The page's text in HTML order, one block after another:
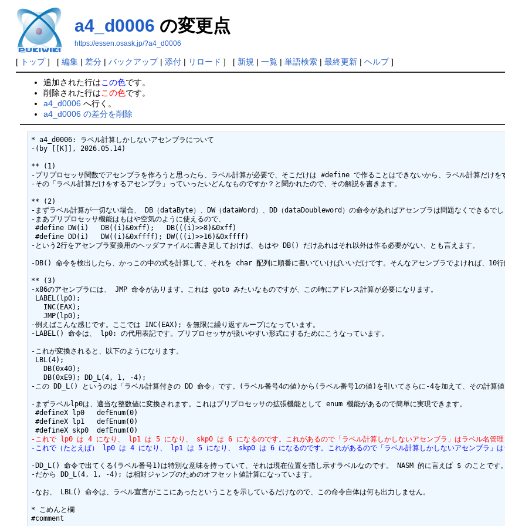
a4_d0006 の変更点
https://essen.osask.jp/?a4_d0006
[ トップ] [ 編集| 差分| バックアップ| 添付| リロード ] [ 新規 | 一覧| 単語検索| 最終更新| ヘルプ]
追加された行はこの色です。
削除された行はこの色です。
a4_d0006 へ行く。
a4_d0006 の差分を削除
* a4_d0006: ラベル計算しかしないアセンブラについて
-(by [[K]], 2026.05.14)
** (1)
-プリプロセッサ関数でアセンブラを作ろうと思ったら、ラベル計算が必要で、そこだけは #define で作ることはできないから、ラベル計算だけを
-その「ラベル計算だけをするアセンブラ」っていったいどんなものですか？と聞かれたので、その解説を書きます。
** (2)
-まずラベル計算が一切ない場合、 DB（dataByte）、DW（dataWord）、DD（dataDoubleword）の命令があればアセンブラは問題なくできるでし
-まあプリプロセッサ機能はもはや空気のように使えるので、
#define DW(i)   DB((i)&0xff);   DB(((i)>>8)&0xff)
#define DD(i)   DW((i)&0xffff); DW(((i)>>16)&0xffff)
-という2行をアセンブラ変換用のヘッダファイルに書き足しておけば、もはや DB() だけあれはそれ以外は作る必要がない、とも言えます。
-DB() 命令を検出したら、かっこの中の式を計算して、それを char 配列に順番に書いていけばいいだけです。そんなアセンブラでよければ、10
** (3)
-x86のアセンブラには、 JMP 命令があります。これは goto みたいなものですが、この時にアドレス計算が必要になります。
LABEL(lp0);
   INC(EAX);
   JMP(lp0);
-例えばこんな感じです。ここでは INC(EAX); を無限に繰り返すループになっています。
-LABEL() 命令は、 lp0: の代用表記です。プリプロセッサが扱いやすい形式にするためにこうなっています。
-これが変換されると、以下のようになります。
LBL(4);
   DB(0x40);
   DB(0xE9); DD_L(4, 1, -4);
-この DD_L() というのは「ラベル計算付きの DD 命令」です。(ラベル番号4の値)から(ラベル番号1の値)を引いてさらに-4を加えて、その計算
-まずラベルlp0は、適当な整数値に変換されます。これはプリプロセッサの拡張機能として enum 機能があるので簡単に実現できます。
#defineX lp0   defEnum(0)
#defineX lp1   defEnum(0)
-これで lp0 は 4 になり、 lp1 は 5 になり、 skp0 は 6 になるのです。これがあるので「ラベル計算しかしないアセンブラ」はラベル名管理を
-これで（たとえば） lp0 は 4 になり、 lp1 は 5 になり、 skp0 は 6 になるのです。これがあるので「ラベル計算しかしないアセンブラ」はラ
-DD_L() 命令で出てくる(ラベル番号1)は特別な意味を持っていて、それは現在位置を指し示すラベルなのです。 NASM 的に言えば $ のことです。
-だから DD_L(4, 1, -4); は相対ジャンプのためのオフセット値計算になっています。
-なお、 LBL() 命令は、ラベル宣言がここにあったということを示しているだけなので、この命令自体は何も出力しません。
* こめんと欄